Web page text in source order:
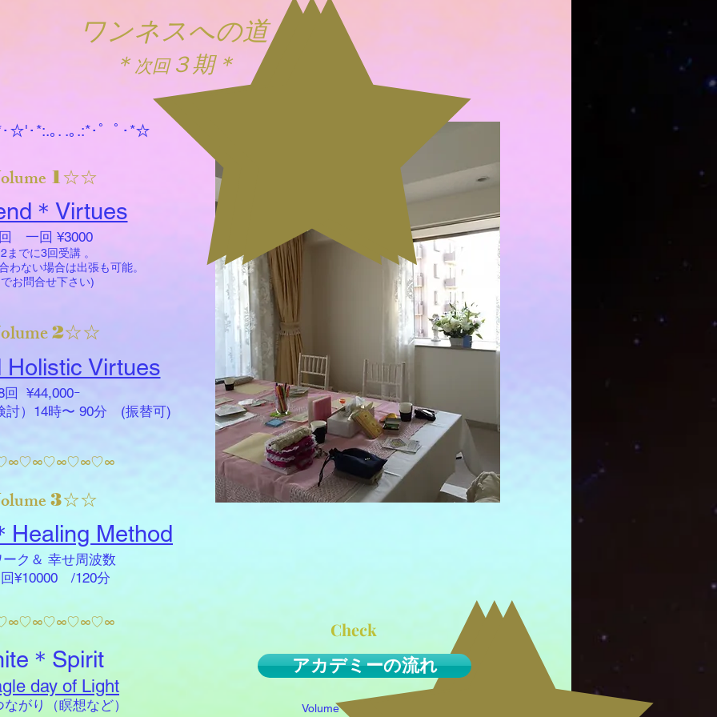
･☆'･*:.｡. .｡.:*･゜ﾟ･*☆
1☆☆
＊Virtues
一回 ¥3000
までに3回受講 。
わない場合は出張も可能。
お問合せ下さい)
2☆☆
Virtues
¥44,000ｰ
）14時〜 90分 (振替可)
3☆☆
Healing Method
ク＆ 幸せ周波数
¥10000 /120分
＊Spirit
day of Light
がり（瞑想など）
Volume 1を受講したら、
Check
アカデミーの流れ
ワンネスへの道
＊ 次回３期＊